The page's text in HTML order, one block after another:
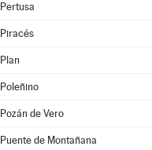
Pertusa
Piracés
Plan
Poleñino
Pozán de Vero
Puente de Montañana